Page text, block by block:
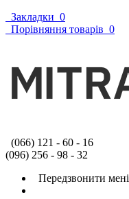
Закладки 0
Порівняння товарів 0
(066) 121 - 60 - 16
(096) 256 - 98 - 32
Передзвонити мені